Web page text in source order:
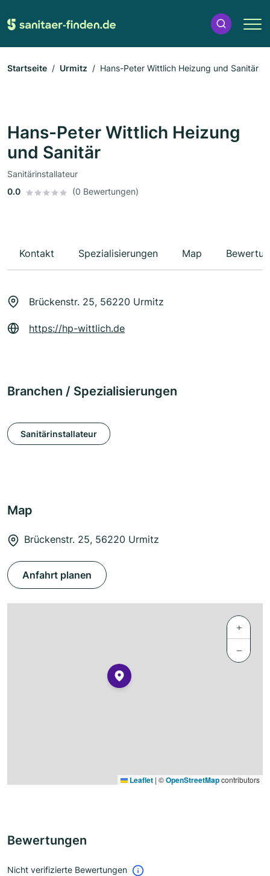
Startseite Urmitz Hans-Peter Wittlich Heizung und Sanitär
Hans-Peter Wittlich Heizung
und Sanitär
Sanitärinstallateur
0.0
(0 Bewertungen)
Kontakt Spezialisierungen Map
Brückenstr. 25, 56220 Urmitz
https://hp-wittlich.de
Branchen / Spezialisierungen
Sanitärinstallateur
Map
Brückenstr. 25, 56220 Urmitz
Anfahrt planen
+
−
Leaflet | ©OpenStreetMapcontributors
Bewertungen
Nicht verifizierte Bewertungen